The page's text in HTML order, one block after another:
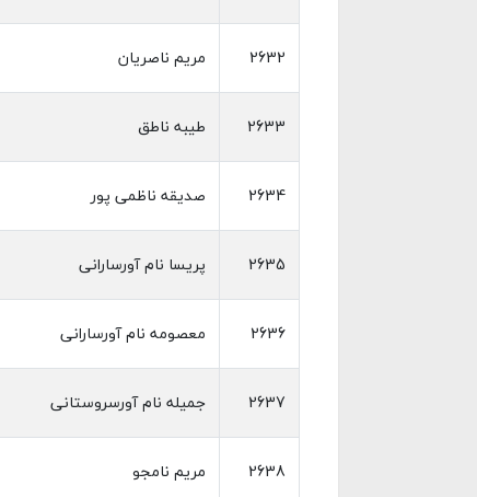
2632 مریم ناصریان
2633 طیبه ناطق
2634 صدیقه ناظمی پور
2635 پریسا نام آورسارانی
2636 معصومه نام آورسارانی
2637 جمیله نام آورسروستانی
2638 مریم نامجو